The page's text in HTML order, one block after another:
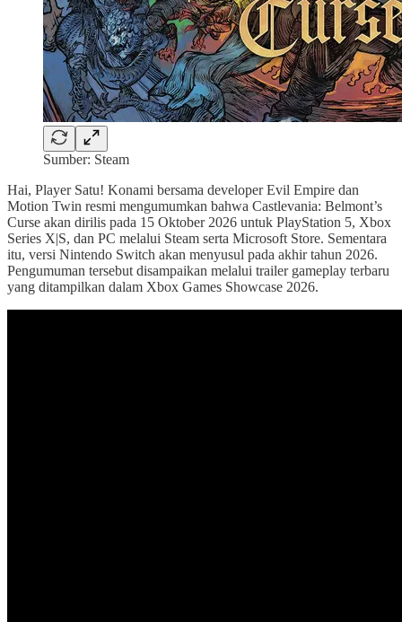
Sumber: Steam
Hai, Player Satu! Konami bersama developer Evil Empire dan
Motion Twin resmi mengumumkan bahwa Castlevania: Belmont’s
Curse akan dirilis pada 15 Oktober 2026 untuk PlayStation 5, Xbox
Series X|S, dan PC melalui Steam serta Microsoft Store. Sementara
itu, versi Nintendo Switch akan menyusul pada akhir tahun 2026.
Pengumuman tersebut disampaikan melalui trailer gameplay terbaru
yang ditampilkan dalam Xbox Games Showcase 2026.